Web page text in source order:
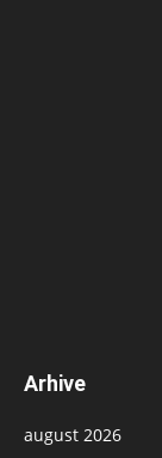
Arhive
august 2026